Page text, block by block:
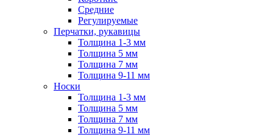
Средние
Регулируемые
Перчатки, рукавицы
Толщина 1-3 мм
Толщина 5 мм
Толщина 7 мм
Толщина 9-11 мм
Носки
Толщина 1-3 мм
Толщина 5 мм
Толщина 7 мм
Толщина 9-11 мм